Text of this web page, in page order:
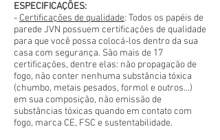
ESPECIFICAÇÕES:
- Certificações de qualidade: Todos os papéis de
parede JVN possuem certificações de qualidade
para que você possa colocá-los dentro da sua
casa com segurança. São mais de 17
certificações, dentre elas: não propagação de
fogo, não conter nenhuma substância tóxica
(chumbo, metais pesados, formol e outros...)
em sua composição, não emissão de
substâncias tóxicas quando em contato com
fogo, marca CE, FSC e sustentabilidade.